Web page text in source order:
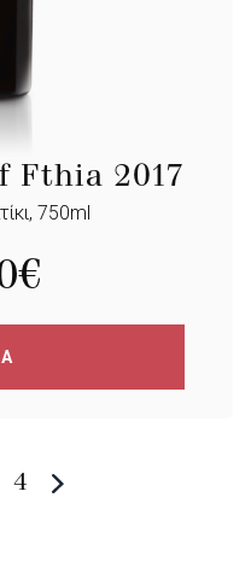
Fthia 2017
750ml
€
4